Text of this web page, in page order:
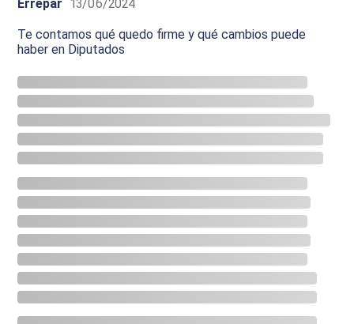
Errepar 13/06/2024
Te contamos qué quedo firme y qué cambios puede
haber en Diputados